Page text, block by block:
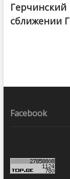
Герчинский
сближении
Facebook